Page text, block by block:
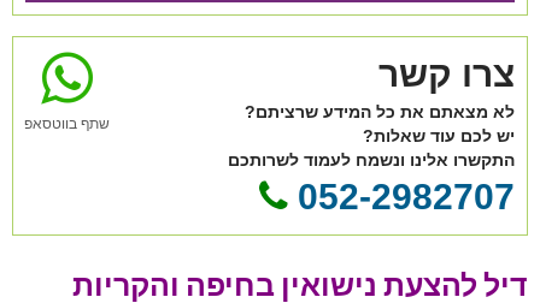
שתף בווטסאפ
צרו קשר
לא מצאתם את כל המידע שרציתם?
יש לכם עוד שאלות?
התקשרו אלינו ונשמח לעמוד לשרותכם
052-2982707
דיל להצעת נישואין בחיפה והקריות